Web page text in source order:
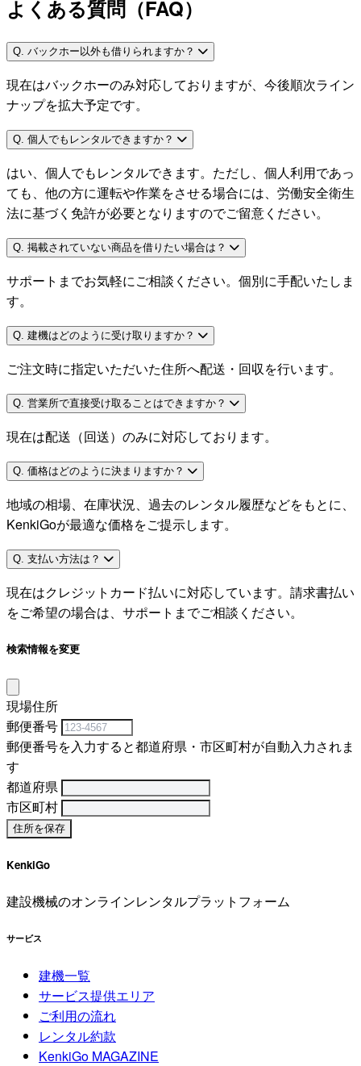
よくある質問（FAQ）
Q. バックホー以外も借りられますか？
現在はバックホーのみ対応しておりますが、今後順次ライン
ナップを拡大予定です。
Q. 個人でもレンタルできますか？
はい、個人でもレンタルできます。ただし、個人利用であっ
ても、他の方に運転や作業をさせる場合には、労働安全衛生
法に基づく免許が必要となりますのでご留意ください。
Q. 掲載されていない商品を借りたい場合は？
サポートまでお気軽にご相談ください。個別に手配いたしま
す。
Q. 建機はどのように受け取りますか？
ご注文時に指定いただいた住所へ配送・回収を行います。
Q. 営業所で直接受け取ることはできますか？
現在は配送（回送）のみに対応しております。
Q. 価格はどのように決まりますか？
地域の相場、在庫状況、過去のレンタル履歴などをもとに、
KenkiGoが最適な価格をご提示します。
Q. 支払い方法は？
現在はクレジットカード払いに対応しています。請求書払い
をご希望の場合は、サポートまでご相談ください。
検索情報を変更
現場住所
郵便番号
郵便番号を入力すると都道府県・市区町村が自動入力されま
す
都道府県
市区町村
KenkiGo
建設機械のオンラインレンタルプラットフォーム
サービス
建機一覧
サービス提供エリア
ご利用の流れ
レンタル約款
KenkiGo MAGAZINE